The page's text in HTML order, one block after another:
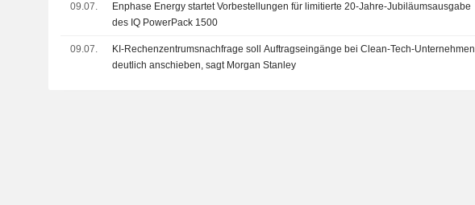
09.07.
Enphase Energy startet Vorbestellungen für limitierte 20-Jahre-Jubiläumsausgabe
des IQ PowerPack 1500
09.07.
KI-Rechenzentrumsnachfrage soll Auftragseingänge bei Clean-Tech-Unternehmen
deutlich anschieben, sagt Morgan Stanley